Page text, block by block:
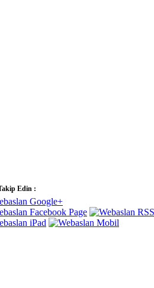
Edin :